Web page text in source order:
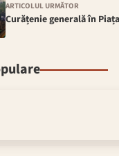
ARTICOLUL URMĂTOR
Curățenie generală în